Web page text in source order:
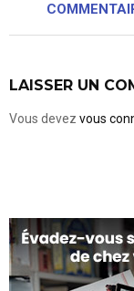
LAISSER UN
Vous devez vous